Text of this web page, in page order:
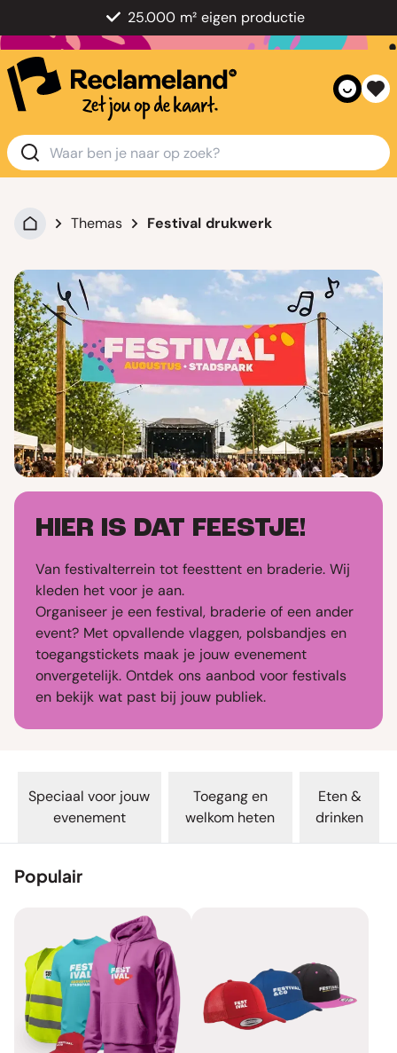
25.000 m² eigen productie
Themas Festival drukwerk
HIER IS DAT FEESTJE!
Van festivalterrein tot feesttent en braderie. Wij
kleden het voor je aan.
Organiseer je een festival, braderie of een ander
event? Met opvallende vlaggen, polsbandjes en
toegangstickets maak je jouw evenement
onvergetelijk. Ontdek ons aanbod voor festivals
en bekijk wat past bij jouw publiek.
Speciaal voor jouw
evenement
Toegang en
welkom heten
Eten &
drinken
Populair